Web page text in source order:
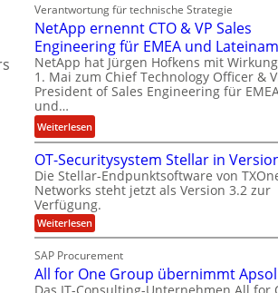
k
e
i
n
e
ö
s
n
g
w
i
r
d
F
n
a
z
c
h
e
f
b
e
n
g
i
n
e
e
r
i
n
g
-
S
p
e
a
Verantwortung für technische Strategie
NetApp ernennt CTO & VP Sales
Engineering für EMEA und
NetApp hat Jürgen Hofkens mit
1. Mai zum Chief Technology Officer &
President of Sales Engineering für
und…
Weiterlesen:
N
e
t
A
p
p
r
n
OT-Securitysystem Stellar in
Die Stellar-Endpunktsoftware von
Networks steht jetzt als Version 3.2 zur
Verfügung.
Weiterlesen:
O
-
S
e
SAP Procurement
All for One Group übernimmt